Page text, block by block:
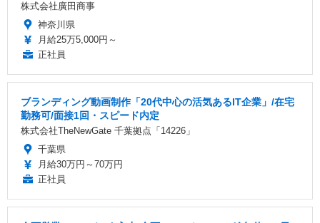
株式会社廣田商事
神奈川県
月給25万5,000円～
正社員
ブランディング動画制作「20代中心の活気あるIT企業」/在宅
勤務可/面接1回・スピード内定
株式会社TheNewGate 千葉拠点「14226」
千葉県
月給30万円～70万円
正社員